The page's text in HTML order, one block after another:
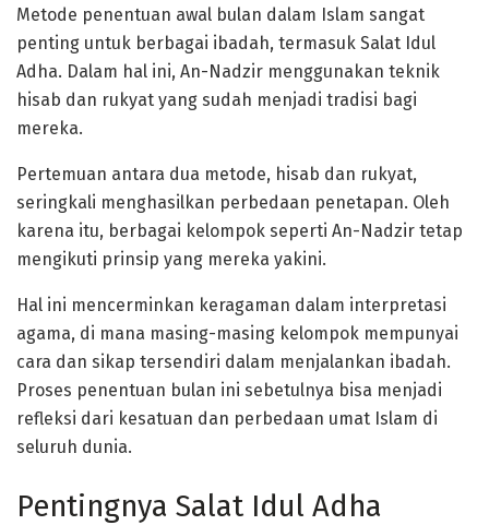
Metode penentuan awal bulan dalam Islam sangat
penting untuk berbagai ibadah, termasuk Salat Idul
Adha. Dalam hal ini, An-Nadzir menggunakan teknik
hisab dan rukyat yang sudah menjadi tradisi bagi
mereka.
Pertemuan antara dua metode, hisab dan rukyat,
seringkali menghasilkan perbedaan penetapan. Oleh
karena itu, berbagai kelompok seperti An-Nadzir tetap
mengikuti prinsip yang mereka yakini.
Hal ini mencerminkan keragaman dalam interpretasi
agama, di mana masing-masing kelompok mempunyai
cara dan sikap tersendiri dalam menjalankan ibadah.
Proses penentuan bulan ini sebetulnya bisa menjadi
refleksi dari kesatuan dan perbedaan umat Islam di
seluruh dunia.
Pentingnya Salat Idul Adha